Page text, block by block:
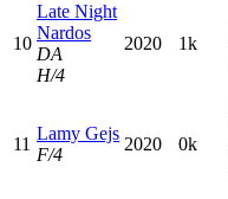
10
Late Night
Nardos
DA
H/4
2020 1k
11
Lamy Gejs
F/4
2020 0k